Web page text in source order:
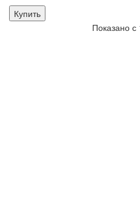
Купить
Показано с